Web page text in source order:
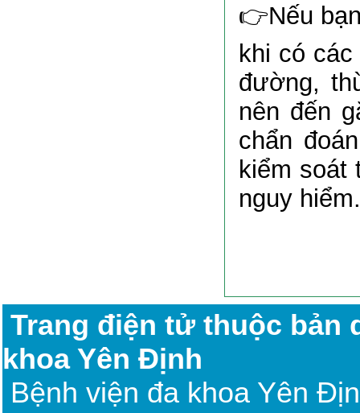
👉Nếu
khi có
đường,
nên đến
chẩn
kiểm soát
nguy hiểm​.
Trang điện tử thuộc bản
khoa Yên Định
Bệnh viện đa khoa Yên